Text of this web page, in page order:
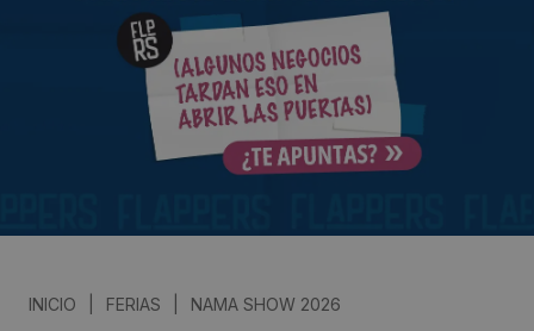
INICIO FERIAS NAMA SHOW 2026